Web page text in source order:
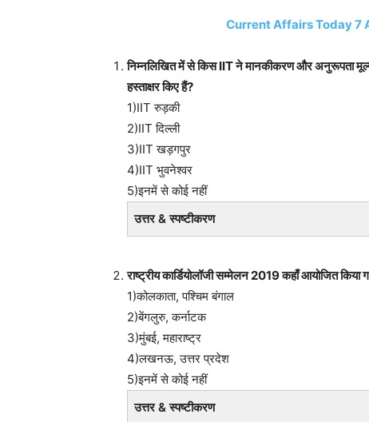
Current Affairs Today 7
निम्नलिखित में से किस IIT ने मानकीकरण और अनुरूपता
हस्ताक्षर किए हैं?
1)IIT रुड़की
2)IIT दिल्ली
3)IIT खड़गपुर
4)IIT भुवनेश्वर
5)इनमें से कोई नहीं
उत्तर & स्पष्टीकरण
राष्ट्रीय कार्डियोलॉजी सम्मेलन 2019 कहाँ आयोजित किया
1)कोलकाता, पश्चिम बंगाल
2)बेंगलुरु, कर्नाटक
3)मुंबई, महाराष्ट्र
4)लखनऊ, उत्तर प्रदेश
5)इनमें से कोई नहीं
उत्तर & स्पष्टीकरण